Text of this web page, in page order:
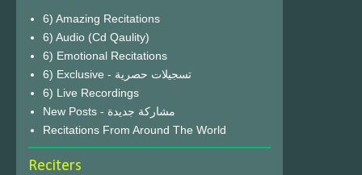
6) Amazing Recitations
6) Audio (Cd Qaulity)
6) Emotional Recitations
6) Exclusive - تسجيلات حصرية
6) Live Recordings
New Posts - مشاركة جديدة
Recitations From Around The World
Reciters